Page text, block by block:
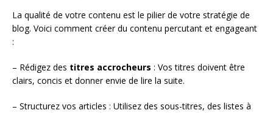
La qualité de votre contenu est le pilier de votre stratégie de
blog. Voici comment créer du contenu percutant et engageant
:
– Rédigez des titres accrocheurs : Vos titres doivent être
clairs, concis et donner envie de lire la suite.
– Structurez vos articles : Utilisez des sous-titres, des listes à